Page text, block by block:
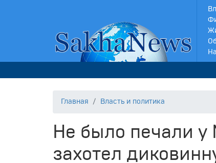
Главная Власть и политика
Не было печали у
захотел